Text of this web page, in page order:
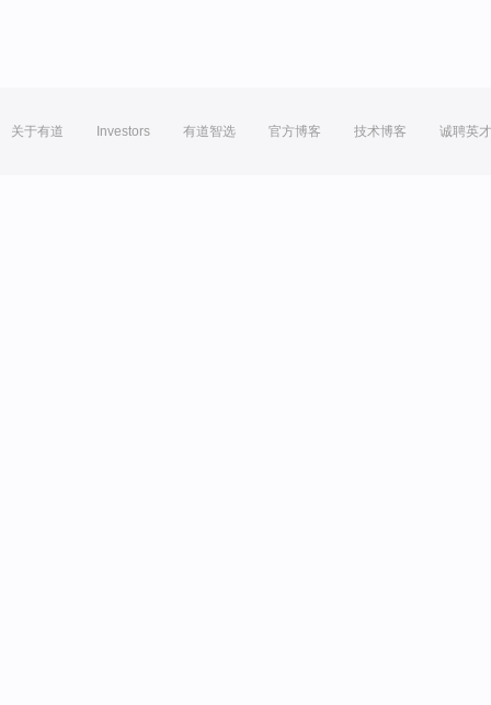
关于有道 Investors 有道智选 官方博客 技术博客 诚聘英才